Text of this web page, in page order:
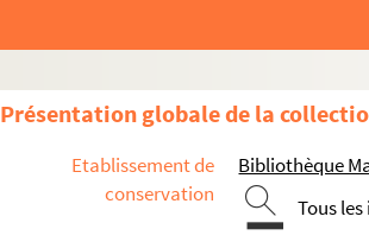
Présentation globale de la
Etablissement de
conservation
Bibliothèque
Tous
Ms 1063-10 f.9. Qu’en avez
Ms 1063-10 f.13v. À la jeune
Ms 1063-10 f.14. Aimé de Loy.